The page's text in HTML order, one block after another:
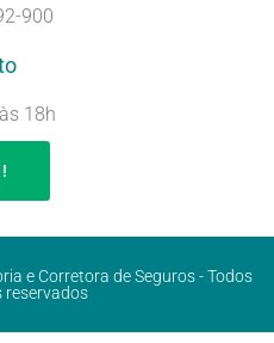
900
18h
e Corretora de Seguros - Todos
reservados